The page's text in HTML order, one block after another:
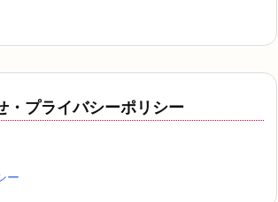
・プライバシーポリシー
ー